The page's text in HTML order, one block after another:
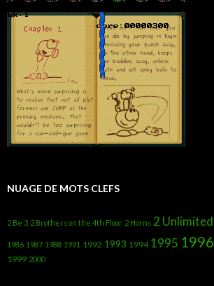
NUAGE DE MOTS CLEFS
2 Be 3 2 Brothers on the 4th Floor 2 Horns 2 Unlimited
1986 1987 1988 1991 1992 1993 1994 1995 1996
1999 2000